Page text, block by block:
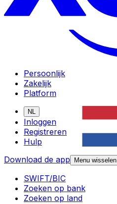
Persoonlijk
Zakelijk
Platform
NL
Inloggen
Registreren
Hulp
Download de app
Menu wisselen
SWIFT/BIC
Zoeken op bank
Zoeken op land